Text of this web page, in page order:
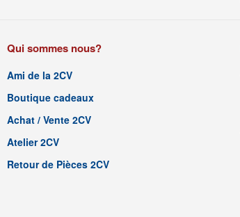
Qui sommes nous?
Ami de la 2CV
Boutique cadeaux
Achat / Vente 2CV
Atelier 2CV
Retour de Pièces 2CV